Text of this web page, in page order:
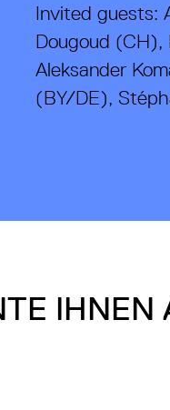
Invited guests:
Dougoud (CH),
Aleksander
(BY/DE),
IHNEN